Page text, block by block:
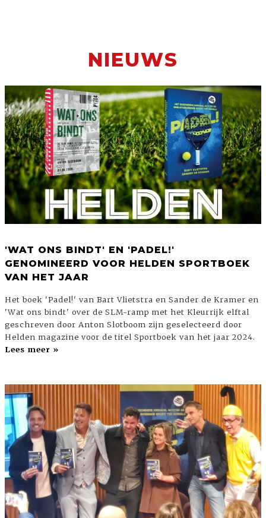
NIEUWS
'WAT ONS BINDT' EN 'PADEL!'
GENOMINEERD VOOR HELDEN SPORTBOEK
VAN HET JAAR
Het boek 'Padel!' van Bart Vlietstra en Sander de Kramer en
'Wat ons bindt' over de SLM-ramp met het Kleurrijk elftal
geschreven door Anton Slotboom zijn geselecteerd door
Helden magazine voor de titel Sportboek van het jaar 2024.
Lees meer »